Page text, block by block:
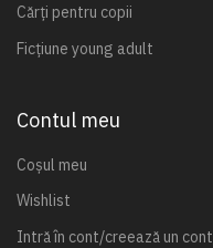
Cărți pentru copii
Ficțiune young adult
Contul meu
Coșul meu
Wishlist
Intră în cont/creează un cont